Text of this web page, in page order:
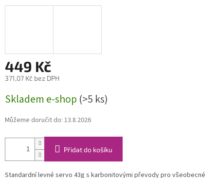
449 Kč
371,07 Kč bez DPH
cena:
Skladem e-shop (>5 ks)
Můžeme doručit do: 13.8.2026
Přidat do košíku
Standardní levné servo 43g s karbonitovými převody pro všeobecné